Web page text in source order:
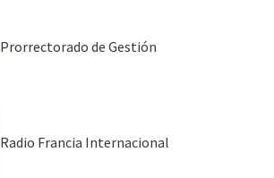
Prorrectorado de Gestión
Radio Francia Internacional